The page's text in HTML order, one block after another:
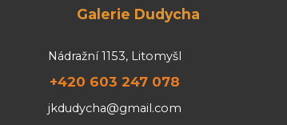
Galerie Dudycha
Nádražní 1153, Litomyšl
+420 603 247 078
jkdudycha@gmail.com